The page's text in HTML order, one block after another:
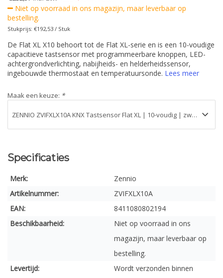
Niet op voorraad in ons magazijn, maar leverbaar op
bestelling.
Stukprijs: €192,53 / Stuk
De Flat XL X10 behoort tot de Flat XL-serie en is een 10-voudige
capacitieve tastsensor met programmeerbare knoppen, LED-
achtergrondverlichting, nabijheids- en helderheidssensor,
ingebouwde thermostaat en temperatuursonde. Lees meer
Maak een keuze: *
Specificaties
Merk:
Zennio
Artikelnummer:
ZVIFXLX10A
EAN:
8411080802194
Beschikbaarheid:
Niet op voorraad in ons
magazijn, maar leverbaar op
bestelling.
Levertijd:
Wordt verzonden binnen